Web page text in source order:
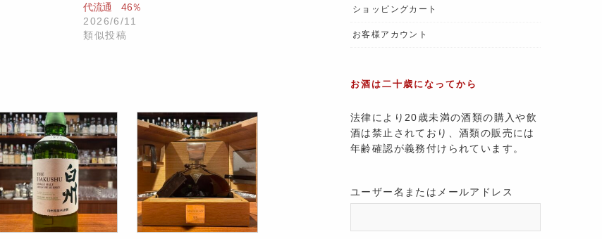
代流通 46％
2026/6/11
類似投稿
ショッピングカート
お客様アカウント
お酒は二十歳になってから
法律により20歳未満の酒類の購入や飲
酒は禁止されており、酒類の販売には
年齢確認が義務付けられています。
ユーザー名またはメールアドレス